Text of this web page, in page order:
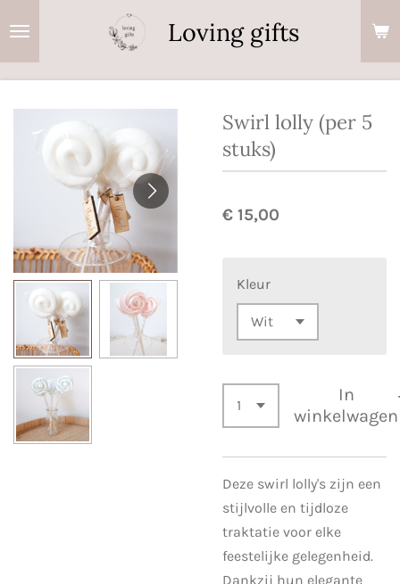
Loving gifts
Swirl lolly (per 5
stuks)
€ 15,00
Kleur
In
winkelwagen
Deze swirl lolly's zijn een
stijlvolle en tijdloze
traktatie voor elke
feestelijke gelegenheid.
Dankzij hun elegante